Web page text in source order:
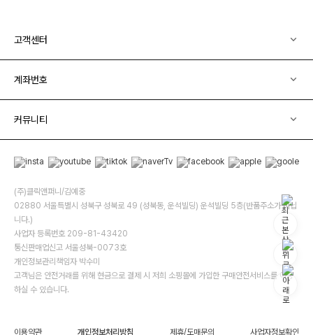
고객센터
계좌번호
커뮤니티
(주)클릭앤퍼니/김예중
02880 서울특별시 성북구 성북로 49 (성북동, 운석빌딩) 운석빌딩 5층(반품주소가 아닙
니다.)
사업자 등록번호 209-81-43420
통신판매업신고 서울성북-0073호
개인정보관리책임자 박수미
고객님은 안전거래를 위해 현금으로 결제 시 저희 소핑몰에 가입한 구매안전서비스를 이용
하실 수 있습니다.
이용약관 개인정보처리방침 제휴/도매문의 사업자정보확인